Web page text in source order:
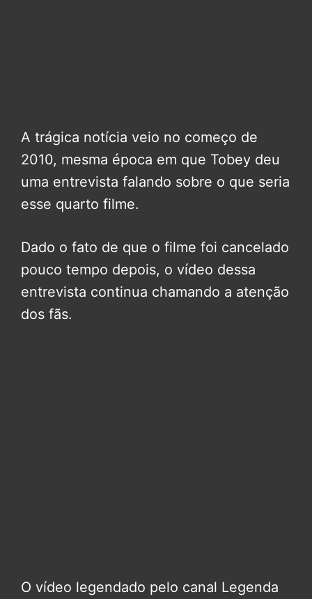
A trágica notícia veio no começo de
2010, mesma época em que Tobey deu
uma entrevista falando sobre o que seria
esse quarto filme.
Dado o fato de que o filme foi cancelado
pouco tempo depois, o vídeo dessa
entrevista continua chamando a atenção
dos fãs.
O vídeo legendado pelo canal Legenda